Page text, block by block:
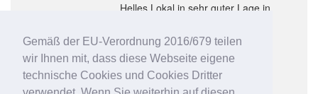
Gemäß der EU-Verordnung 2016/679 teilen
wir Ihnen mit, dass diese Webseite eigene
technische Cookies und Cookies Dritter
Helles Lokal in sehr guter Lage in
39028 Schlanders
Preis 260.000,00 €
Makler